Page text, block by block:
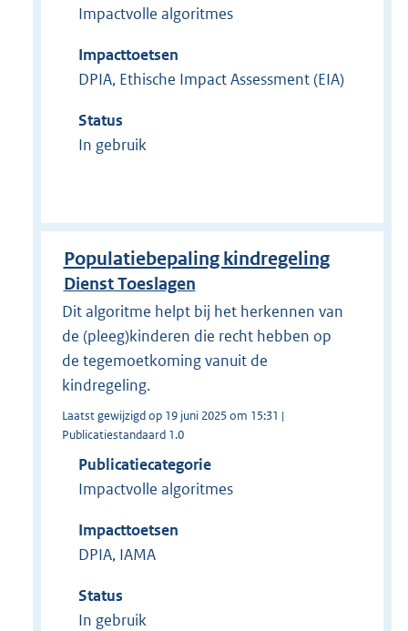
Impactvolle algoritmes
Impacttoetsen
DPIA, Ethische Impact Assessment (EIA)
Status
In gebruik
Populatiebepaling kindregeling
Dienst Toeslagen
Dit algoritme helpt bij het herkennen van
de (pleeg)kinderen die recht hebben op
de tegemoetkoming vanuit de
kindregeling.
Laatst gewijzigd op 19 juni 2025 om 15:31 |
Publicatiestandaard 1.0
Publicatiecategorie
Impactvolle algoritmes
Impacttoetsen
DPIA, IAMA
Status
In gebruik